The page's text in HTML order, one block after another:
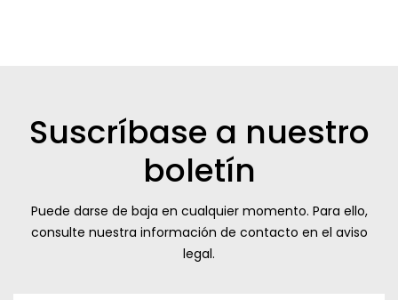
Suscríbase a nuestro
boletín
Puede darse de baja en cualquier momento. Para ello,
consulte nuestra información de contacto en el aviso
legal.